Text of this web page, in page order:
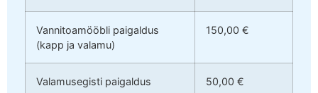
Vannitoamööbli paigaldus
(kapp ja valamu)
150,00 €
Valamusegisti paigaldus 50,00 €